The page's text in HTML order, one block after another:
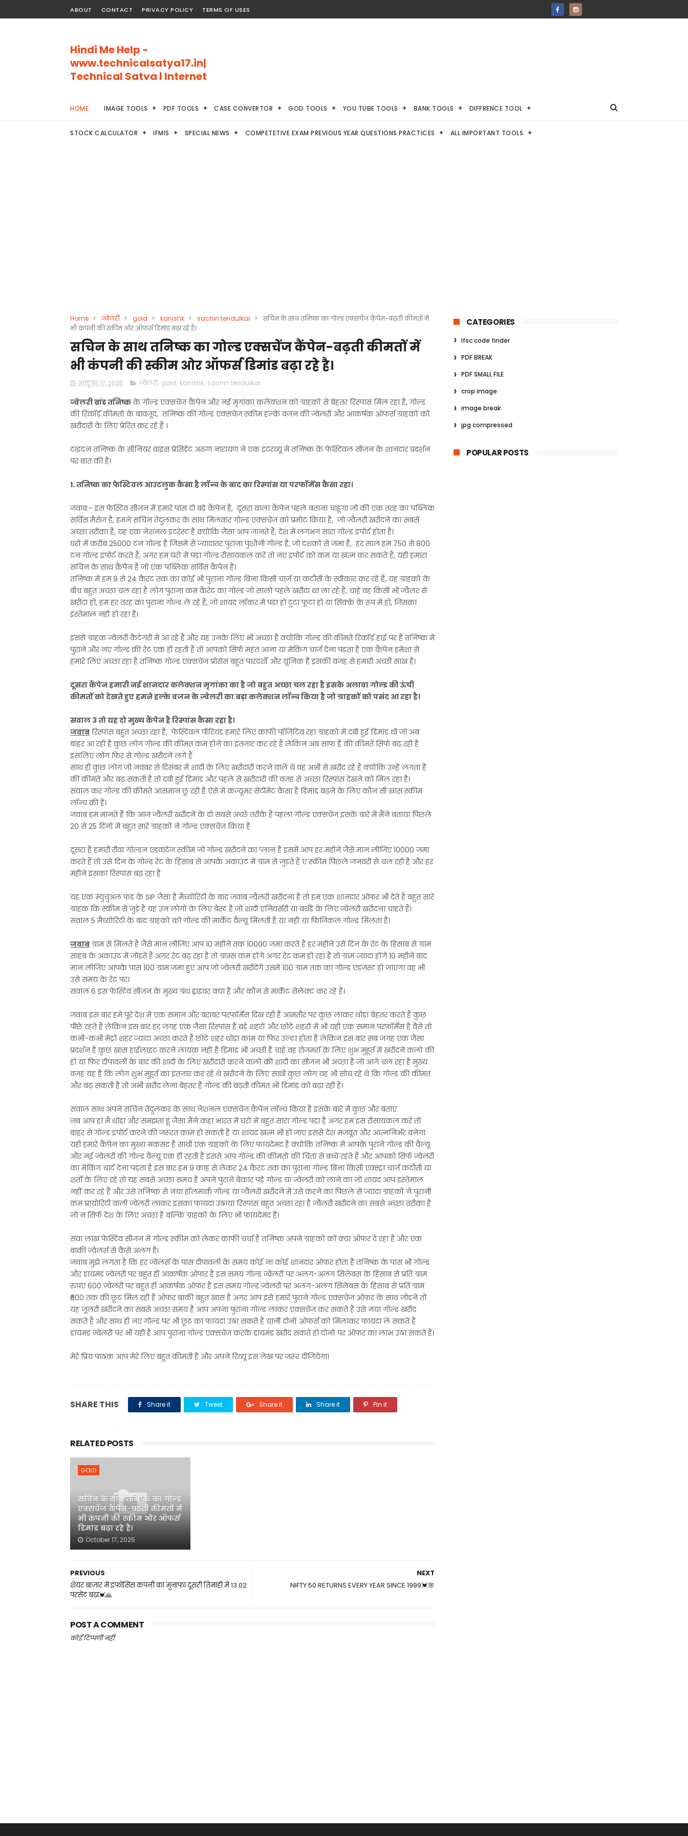
ABOUT CONTACT PRIVACY POLICY TERMS OF USES
Hindi Me Help -
www.technicalsatya17.in|
Technical Satya | Internet
Internet Ki Puri Jankari Hindi Me
HOME IMAGE TOOLS PDF TOOLS CASE CONVERTOR GOD TOOLS YOU TUBE TOOLS BANK TOOLS DIFFRENCE TOOL
STOCK CALCULATOR IFMIS SPECIAL NEWS COMPETETIVE EXAM PREVIOUS YEAR QUESTIONS PRACTICES ALL IMPORTANT TOOLS
Home > ज्वेलरी > gold > kanishk > sachin tendulkar >
सचिन के साथ तनिष्क का गोल्ड एक्सचेंज कैंपेन-बढ़ती कीमतों में
भी कंपनी की स्कीम ओर ऑफर्स डिमांड बढ़ा रहे है।
सचिन के साथ तनिष्क का गोल्ड एक्सचेंज कैंपेन-बढ़ती कीमतों में
भी कंपनी की स्कीम ओर ऑफर्स डिमांड बढ़ा रहे है।
अक्टूबर 17, 2025 ज्वेलरी, gold, kanishk, sachin tendulkar
ज्वेलरी ब्रांड तनिष्कके गोल्ड एक्सचेंज कैंपेन और नई मृगांका कलेक्शन को ग्राहकों से बेहतर रिस्पांस मिल रहा है, गोल्ड
की रिकॉर्ड कीमतों के बावजूद, तनिष्क की गोल्ड एक्सचेंज स्कीम हल्के वजन की ज्वेलरी और आकर्षक ऑफर्स ग्राहकों को
खरीदारी के लिए प्रेरित कर रहे हैं ।
टाइटन तनिष्क के सीनियर वाइस प्रेसिडेंट अरुण नारायण ने एक इंटरव्यू में तनिष्क के फेस्टिवल सीजन के शानदार प्रदर्शन
पर बात की है।
1. तनिष्क का फेस्टिवल आउटलुक कैसा है लॉन्च के बाद का रिस्पांस या परफॉर्मेंस कैसा रहा।
जवाब:- इस फेस्टिव सीजन में हमारे पास दो बड़े कैंपेन है, दूसरा वाला कैंपेन पहले बताना चाहूंगा जो की एक तरह का पब्लिक
सर्विस मैसेज है, हमने सचिन तेंदुलकर के साथ मिलकर गोल्ड एक्सचेंज को प्रमोट किया है, जो ज्वैलरी खरीदने का सबसे
अच्छा तरीका है, यह एक नेशनल इंटरेस्ट है क्योंकि जैसा आप जानते हैं, देश में लगभग सारा गोल्ड इंपोर्ट होता है।
घरों में करीब 25000 टन गोल्ड है जिसमें से ज्यादातर पुराना पुश्तैनी गोल्ड है, जो दशकों से जमा है, हर साल हम 750 से 800
टन गोल्ड इंपोर्ट करते हैं, अगर हम घरों में पड़ा गोल्ड रीसायकल करें तो नए इंपोर्ट को कम या खत्म कर सकते हैं, यही हमारा
सचिन के साथ कैंपेन है जो एक पब्लिक सर्विस कैंपेन है।
तनिष्क में हम 9 से 24 कैरट तक का कोई भी पुराना गोल्ड बिना किसी चार्ज या कटौती के स्वीकार कर रहे हैं, यह ग्राहकों के
बीच बहुत अच्छा चल रहा है लोग पुराना कम कैरेट का गोल्ड जो सालों पहले खरीदा था ला रहे हैं, चाहे वह किसी भी ज्वैलर से
खरीदा हो, हम हर तरह का पुराना गोल्ड ले रहे हैं, जो शायद लॉकर में पड़ा हो टूटा फूटा हो या सिक्के के रूप में हो, जिसका
इस्तेमाल नहीं हो रहा है।
इससे ग्राहक ज्वेलरी कैटेगरी में आ रहे हैं और यह उनके लिए भी अच्छा है क्योंकि गोल्ड की कीमतें रिकॉर्ड हाई पर है तनिष्क में
पुराने और नए गोल्ड की रेट एक ही रहती हैं तो आपको सिर्फ महंत आना या मेकिंग चार्ज देना पड़ता है एक कैंपेन हमेशा से
हमारे लिए अच्छा रहा है तनिष्क गोल्ड एक्सचेंज प्रोसेस बहुत पारदर्शी और यूनिक है इसकी वजह से हमारी अच्छी साख है।
दूसरा कैंपेन हमारी नई शानदार कलेक्शन मृगांका का है जो बहुत अच्छा चल रहा है इसके अलावा गोल्ड की ऊंची
कीमतों को देखते हुए हमने हल्के वजन के ज्वेलरी का बड़ा कलेक्शन लॉन्च किया है जो ग्राहकों को पसंद आ रहा है।
सवाल 3 तो यह दो मुख्य कैंपेन है रिस्पांस कैसा रहा है।
जवाब रिस्पांस बहुत अच्छा रहा है, फेस्टिवल पीरियड हमारे लिए काफी पॉजिटिव रहा ग्राहकों में दबी हुई डिमांड थी जो अब
बाहर आ रही है कुछ लोग गोल्ड की कीमत कम होने का इंतजार कर रहे हैं लेकिन अब साफ है की कीमतें सिर्फ बढ़ रही है
इसलिए लोग फिर से गोल्ड खरीदने लगे हैं
साथ ही कुछ लोग जो नवंबर से दिसंबर में शादी के लिए खरीदारी करने वाले थे वह अभी से खरीद रहे हैं क्योंकि उन्हें लगता है
की कीमतें और बढ़ सकती है तो दबी हुई डिमांड और पहले से खरीदारी की वजह से अच्छा रिस्पांस देखने को मिल रहा है।
सवाल कर गोल्ड की कीमतें आसमान छू रही है ऐसे में कंज्यूमर सेंटीमेंट कैसा है डिमांड बढ़ने के लिए कौन सी खास स्कीम
लॉन्च की है।
जवाब हम मानते हैं कि आज ज्वैलरी खरीदने के दो सबसे अच्छे तरीके हैं पहला गोल्ड एक्सचेंज इसके बारे में मैंने बताया पिछले
20 से 25 दिनों में बहुत सारे ग्राहकों ने गोल्ड एक्सचेंज किया है
दूसरा है हमारी रीवा गोल्डन एडवांटेज स्कीम जो गोल्ड खरीदने का प्लान है इसमें आप हर महीने जैसे मान लीजिए 10000 जमा
करते हैं तो उसे दिन के गोल्ड रेट के हिसाब से आपके अकाउंट में ग्राम से जुड़ते हैं ए स्कीम पिछले जनवरी से चल रही है और हर
महीने इसका रिस्पांस बढ़ रहा है
यह एक म्युचुअल फंड के SIP जैसा है मैच्योरिटी के बाद जवाब ज्वैलरी खरीदना है तो हम एक शानदार ऑफर भी देते हैं बहुत सारे
ग्राहक कि स्कीम से जुड़े हैं यह उन लोगों के लिए बेस्ट है जो शादी एनिवर्सरी या बर्थडे के लिए ज्वेलरी खरीदना चाहते हैं।
सवाल 5 मैच्योरिटी के बाद ग्राहकों को गोल्ड की मार्केट वैल्यू मिलती है या नहीं या फिजिकल गोल्ड मिलता है।
जवाबग्राम से मिलते हैं जैसे मान लीजिए आप 10 महीने तक 10000 जमा करते हैं हर महीने उसे दिन के रेट के हिसाब से ग्राम
साहब के अकाउंट में जोड़ते हैं अगर रेट बढ़ रहा है तो ग्राम्स कम होंगे अगर रेट कम हो रहा है तो ग्राम ज्यादा होंगे 10 महीने बाद
मान लीजिए आपके पास 100 ग्राम जमा हुए आप जो ज्वेलरी खरीदेंगे उसमें 100 ग्राम तक का गोल्ड एडजस्ट हो जाएगा वह भी
उसे समय के रेट पर।
सवाल 6 इस फेस्टिव सीजन के मुख्य ग्रंथ ड्राइवर क्या है और कौन से मार्केट सेलेक्ट कर रहे हैं।
जवाब इस बार हमें पूरे देश में एक समान और बराबर परफॉर्मेंस दिख रही है आमतौर पर कुछ लाकर थोड़ा बेहतर करते हैं कुछ
पीछे रहते हैं लेकिन इस बार हर जगह एक जैसा रिस्पांस है बड़े शहरों और छोटे शहरों में भी यही एक समान परफॉर्मेंस है वैसे तो
कभी-कभी मेट्रो शहर ज्यादा अच्छा करते हैं छोटे शहर थोड़ा काम या फिर उल्टा होता है लेकिन इस बार सब जगह एक जैसा
प्रदर्शन है कुछ खास हाईलाइट करने लायक नहीं है डिमांड भी अच्छी है चाहे वह रोजमर्रा के लिए शुभ मुहूर्त में खरीदने वालों की
हो या फिर दीपावली के बाद की शादी के लिए खरीदारी करने वालों की शादी का सीजन भी अच्छा है जो आगे चल रहा है मुख्य
वजह यह है कि लोग शुभ मुहूर्त का इंतजार कर रहे थे खरीदने के लिए साथी कुछ लोग यह भी सोच रहे थे कि गोल्ड की कीमत
और बढ़ सकती है तो अभी खरीद लेना बेहतर है गोल्ड की बढ़ती कीमत भी डिमांड को बढ़ा रही हैं।
सवाल साथ अपने सचिन तेंदुलकर के साथ नेशनल एक्सचेंज कैंपेन लॉन्च किया है इसके बारे में कुछ और बताएं
जब आप हां मैं थोड़ा और समझता हूं जैसा मैंने कहा भारत में घरों में बहुत सारा गोल्ड पड़ा है अगर हम इस रीसायकल करें तो
बाहर से गोल्ड इंपोर्ट करने की जरूरत काम हो सकती है या शायद खत्म भी हो जाए इससे देश मजबूत और आत्मनिर्भर बनेगा
यही हमारे कैंपेन का मुख्य मकसद है साथी एक ग्राहकों के लिए फायदेमंद है क्योंकि तनिष्क में आपके पुराने गोल्ड की वैल्यू
और नई ज्वेलरी की गोल्ड वैल्यू एक ही रहती है इससे आप गोल्ड की कीमतों की चिंता से बच्चे रहते हैं और आपको सिर्फ ज्वेलरी
का मेकिंग चार्ट देना पड़ता है इस बार हम 9 काह से लेकर 24 कैरट तक का पुराना गोल्ड बिना किसी एक्स्ट्रा चार्ज कटौती या
शर्तों के लिए रहे तो यह सबसे अच्छा समय है अपने पुराने बेकार पड़े गोल्ड या ज्वेलरी को लाने का जो शायद आप इस्तेमाल
नहीं कर रहे हैं और उसे तनिष्क से नया हॉलमार्क गोल्ड या ज्वैलरी खरीदने में उसे करने का पिछले से ज्यादा ग्राहकों ने पुरानी
कम प्रायोरिटी वाली ज्वेलरी लाकर इसका फायदा उठाया रिस्पांस बहुत अच्छा रहा है ज्वैलरी खरीदने का सबसे अच्छा तरीका है
जो न सिर्फ देश के लिए अच्छा है बल्कि ग्राहकों के लिए भी फायदेमंद है।
सवा लाख फेस्टिव सीजन में गोल्ड स्कीम को लेकर काफी चर्चा है तनिष्क अपने ग्राहकों को क्या ऑफर दे रहा है और एक
बाकी ज्वेलर्स से कैसे अलग है।
जवाब मुझे लगता है कि हर ज्वेलर्स के पास दीपावली के समय कोई ना कोई शानदार ऑफर होता है तनिष्क के पास भी गोल्ड
और डायमंड ज्वेलरी पर बहुत ही आकर्षक ऑफर है इस समय गोल्ड ज्वेलरी पर अलग-अलग सिलेबस के हिसाब से प्रति ग्राम
रुपए 600 ज्वेलरी पर बहुत ही आकर्षक ऑफर है इस समय गोल्ड ज्वेलरी पर अलग-अलग सिलेबस के हिसाब से प्रति ग्राम
₹600 तक की छूट मिल रही है ऑफर बाकी बहुत खास है अगर आप इसे हमारे पुराने गोल्ड एक्सचेंज ऑफर के साथ जोड़ने तो
यह जूलरी खरीदने का सबसे अच्छा समय है आप अपना पुराना गोल्ड लाकर एक्सचेंज कर सकते हैं उसे नया गोल्ड खरीद
सकते हैं और साथ ही नए गोल्ड पर भी छूट का फायदा उठा सकते हैं यानी दोनों ऑफर्स को मिलाकर फायदा ले सकते हैं
डायमंड ज्वेलरी पर भी यही है आप पुराना गोल्ड एक्सचेंज करके डायमंड खरीद सकते हो दोनों पर ऑफर का लाभ उठा सकते हैं।
मेरे प्रिय पाठक आप मेरे लिए बहुत कीमती है और अपने रिव्यू इस लेख पर जरूर दीजियेगा।
SHARE THIS Share it Tweet Share it Share it Pin it
RELATED POSTS
GOLD
सचिन के साथ तनिष्क का गोल्ड
एक्सचेंज कैंपेन-बढ़ती कीमतों में
भी कंपनी की स्कीम ओर ऑफर्स
डिमांड बढ़ा रहे है।
October 17, 2025
NEXT
NIFTY 50 RETURNS EVERY YEAR SINCE 1999💓🌸
PREVIOUS
शेयर बाजार में इंफोसिस कंपनी का मुनाफा दूसरी तिमाही में 13.02
परसेंट बढ़ा💓🙏
POST A COMMENT
कोई टिप्पणी नहीं
CATEGORIES
Ifsc code finder
PDF BREAK
PDF SMALL FILE
crop image
image break
jpg compressed
POPULAR POSTS